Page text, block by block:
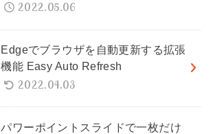
2022.05.06
Edgeでブラウザを自動更新する拡張
機能 Easy Auto Refresh
2022.04.03
パワーポイントスライドで一枚だけ